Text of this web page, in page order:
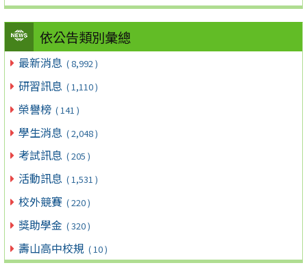
依公告類別彙總
最新消息 ( 8,992 )
研習訊息 ( 1,110 )
榮譽榜 ( 141 )
學生消息 ( 2,048 )
考試訊息 ( 205 )
活動訊息 ( 1,531 )
校外競賽 ( 220 )
獎助學金 ( 320 )
壽山高中校規 ( 10 )